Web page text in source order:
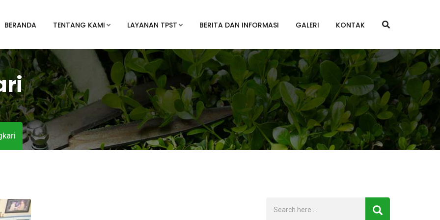
BERANDA TENTANG KAMI LAYANAN TPST BERITA DAN INFORMASI GALERI KONTAK